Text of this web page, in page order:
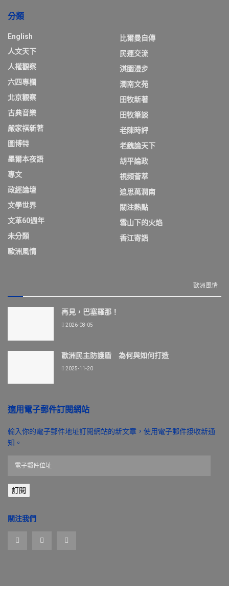
分類
English
人文天下
人權觀察
六四專欄
北京觀察
古典音樂
嚴家祺新著
圖博特
墨爾本夜語
專文
政經論壇
文學世界
文革60週年
未分類
歐洲風情
比爾曼自傳
民運交流
淇園漫步
潤南文苑
田牧新著
田牧筆談
老陳時評
老魏論天下
胡平論政
視頻薈萃
追思萬潤南
關注熱點
雪山下的火焰
香江寄語
歐洲風情
再見，巴塞羅那！
2026-08-05
歐洲民主防護盾 為何與如何打造
2025-11-20
適用電子郵件訂閱網站
輸入你的電子郵件地址訂閱網站的新文章，使用電子郵件接收新通
知。
郵
件
址
訂閱
關注我們